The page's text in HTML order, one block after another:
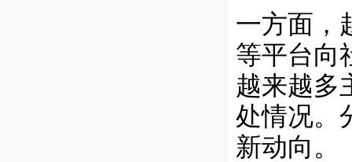
一方面，
等平台向
越来越多
处情况。
新动向。